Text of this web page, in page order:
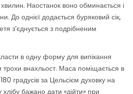
Наостанок воно обминається і
До однієї додається буряковий сік,
з’єднується з подрібненим
в одну форму для випікання
трохи внахльост. Маса поміщається в
градусів за Цельсієм духовку на
бажано дати «дійти» при